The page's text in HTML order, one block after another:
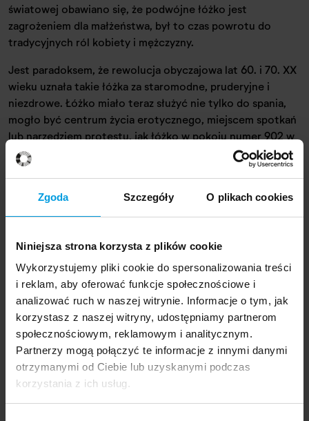
Zgoda Szczegóły O plikach cookies
Niniejsza strona korzysta z plików cookie
Wykorzystujemy pliki cookie do spersonalizowania treści
i reklam, aby oferować funkcje społecznościowe i
analizować ruch w naszej witrynie. Informacje o tym, jak
korzystasz z naszej witryny, udostępniamy partnerom
społecznościowym, reklamowym i analitycznym.
Partnerzy mogą połączyć te informacje z innymi danymi
otrzymanymi od Ciebie lub uzyskanymi podczas
korzystania z ich usług.
światowej obawiano się, że podwójne łóżko jest
zagrożeniem dla małżeństwa, był to czas powrotu do
tradycyjnych ról kobiety i mężczyzny.
Jest paradoksem, że rewolucja obyczajowa lat 60. i 70. XX
wieku uznała takie łóżka za staromodne, pruderyjne i
niezdrowe. Łóżko miało teraz służyć nie tylko do spania,
mogło być centrum życia erotycznego, miejscem spotkań
lub narzędziem protestu, jak łóżko w pokoju numer 902 w
hotelu Hilton International w Amsterdamie, w którym
Yoko Ono i John Lennon spędzali swój miesiąc miodowy w
25 do 31 marca 1969 roku, był performancem, protestem i
manifestacją nowego stylu życia w jednym.